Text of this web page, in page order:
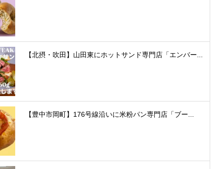
【北摂・吹田】山田東にホットサンド専門店「エンバー...
【豊中市岡町】176号線沿いに米粉パン専門店「ブー...